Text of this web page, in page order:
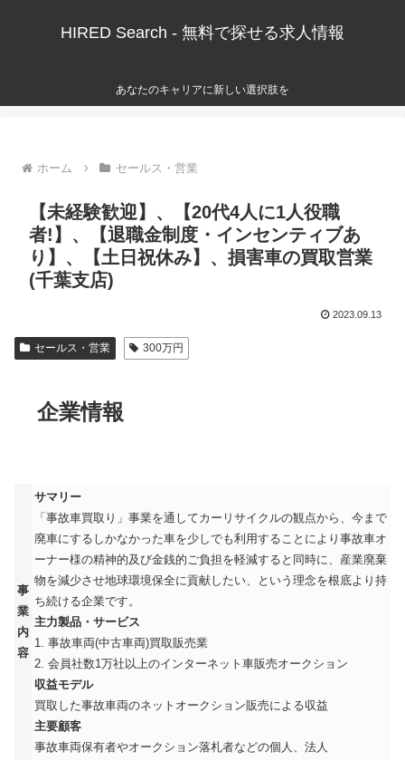
HIRED Search - 無料で探せる求人情報
あなたのキャリアに新しい選択肢を
ホーム セールス・営業
【未経験歓迎】、【20代4人に1人役職
者!】、【退職金制度・インセンティブあ
り】、【土日祝休み】、損害車の買取営業
(千葉支店)
2023.09.13
セールス・営業 300万円
企業情報
事
業
内
容
サマリー
「事故車買取り」事業を通してカーリサイクルの観点から、今まで
廃車にするしかなかった車を少しでも利用することにより事故車オ
ーナー様の精神的及び金銭的ご負担を軽減すると同時に、産業廃棄
物を減少させ地球環境保全に貢献したい、という理念を根底より持
ち続ける企業です。
主力製品・サービス
1. 事故車両(中古車両)買取販売業
2. 会員社数1万社以上のインターネット車販売オークション
収益モデル
買取した事故車両のネットオークション販売による収益
主要顧客
事故車両保有者やオークション落札者などの個人、法人